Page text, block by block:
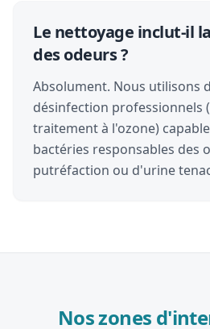
Le nettoyage inclut-il
des odeurs ?
Absolument. Nous utilisons
désinfection professionnels
traitement à l'ozone)
bactéries responsables des
putréfaction ou d'urine
Nos zones